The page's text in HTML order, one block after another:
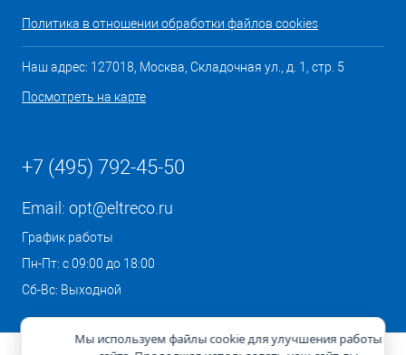
Политика в отношении обработки файлов cookies
Наш адрес: 127018, Москва, Складочная ул., д. 1, стр. 5
Посмотреть на карте
+7 (495) 792-45-50
Email: opt@eltreco.ru
График работы
Пн-Пт: с 09:00 до 18:00
Сб-Вс: Выходной
Мы используем файлы cookie для улучшения работы